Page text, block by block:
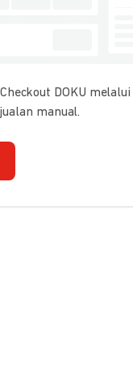
DOKU
manual.